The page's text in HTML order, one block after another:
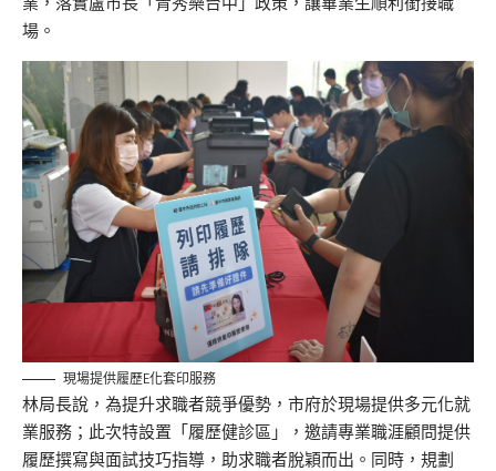
場。
現場提供履歷E化套印服務
林局長說，為提升求職者競爭優勢，市府於現場提供多元化就
業服務；此次特設置「履歷健診區」，邀請專業職涯顧問提供
履歷撰寫與面試技巧指導，助求職者脫穎而出。同時，規劃